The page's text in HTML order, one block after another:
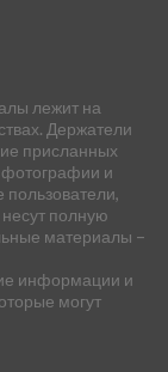
лежит на
Держатели
присланных
фотографии и
полную
материалы –
информации и
могут